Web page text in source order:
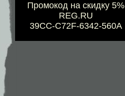
Промокод на скидку 5%
REG.RU
39CC-C72F-6342-560A